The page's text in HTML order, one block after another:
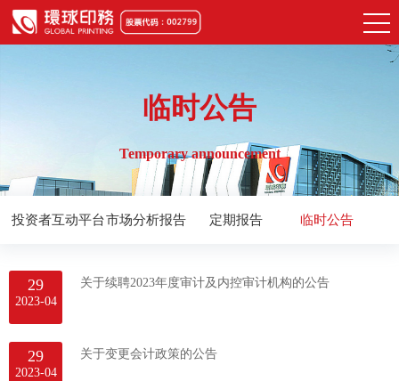
临时公告
Temporary announcement
投资者互动平台市场分析报告 定期报告 临时公告
29
2023-04
关于续聘2023年度审计及内控审计机构的公告
29
2023-04
关于变更会计政策的公告